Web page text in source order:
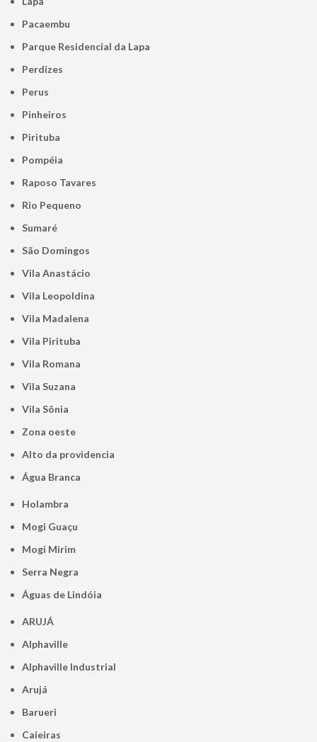
Pacaembu
Parque Residencial da Lapa
Perdizes
Perus
Pinheiros
Pirituba
Pompéia
Raposo Tavares
Rio Pequeno
Sumaré
São Domingos
Vila Anastácio
Vila Leopoldina
Vila Madalena
Vila Pirituba
Vila Romana
Vila Suzana
Vila Sônia
Zona oeste
alto da providencia
Água Branca
Holambra
Mogi Guaçu
Mogi Mirim
Serra Negra
Águas de Lindóia
ARUJÁ
Alphaville
Alphaville Industrial
Arujá
Barueri
Caieiras